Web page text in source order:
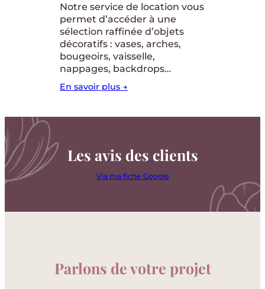
Notre service de location vous
permet d’accéder à une
sélection raffinée d’objets
décoratifs : vases, arches,
bougeoirs, vaisselle,
nappages, backdrops…
En savoir plus →
Les avis des clients
Via ma fiche Google
Parlons de votre projet